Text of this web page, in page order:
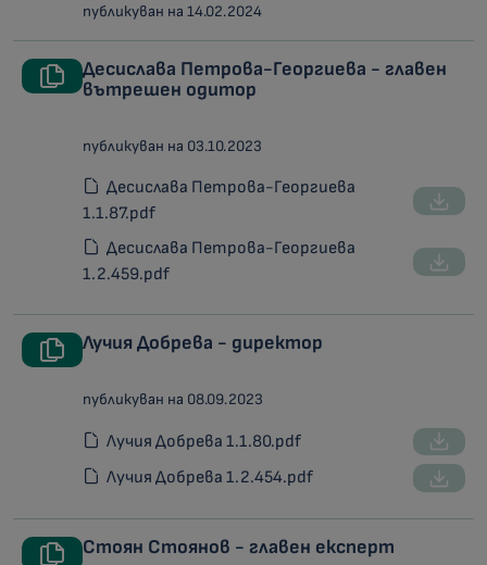
публикуван на 14.02.2024
Десислава Петрова-Георгиева - главен
вътрешен одитор
публикуван на 03.10.2023
Десислава Петрова-Георгиева
1.1.87.pdf
Десислава Петрова-Георгиева
1.2.459.pdf
Лучия Добрева - директор
публикуван на 08.09.2023
Лучия Добрева 1.1.80.pdf
Лучия Добрева 1.2.454.pdf
Стоян Стоянов - главен експерт